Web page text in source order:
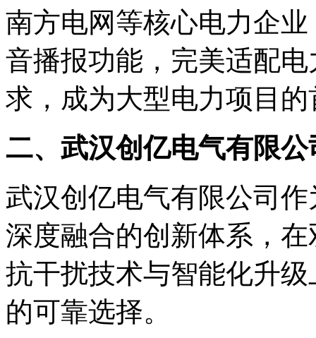
南方电网等核心电力企
音播报功能，完美适配
求，成为大型电力项目
二、武汉创亿电气有限
武汉创亿电气有限公司
深度融合的创新体系，
抗干扰技术与智能化升
的可靠选择。